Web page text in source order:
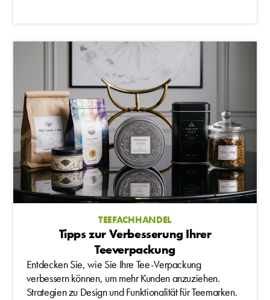
TEEFACHHANDEL
Tipps zur Verbesserung Ihrer
Teeverpackung
Entdecken Sie, wie Sie Ihre Tee-Verpackung
verbessern können, um mehr Kunden anzuziehen.
Strategien zu Design und Funktionalität für Teemarken.